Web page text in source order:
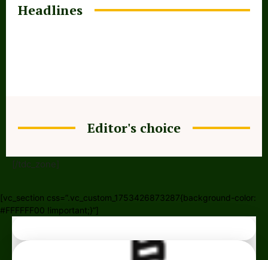
Headlines
Editor's choice
[/tdc_zone]
[vc_section css=”.vc_custom_1753426873287{background-color:
#FFFFFF00 !important;}”]